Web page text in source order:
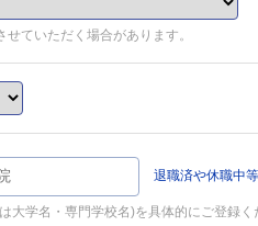
ていただく場合があります。
退職済や休職中
大学名・専門学校名)を具体的にご登録く